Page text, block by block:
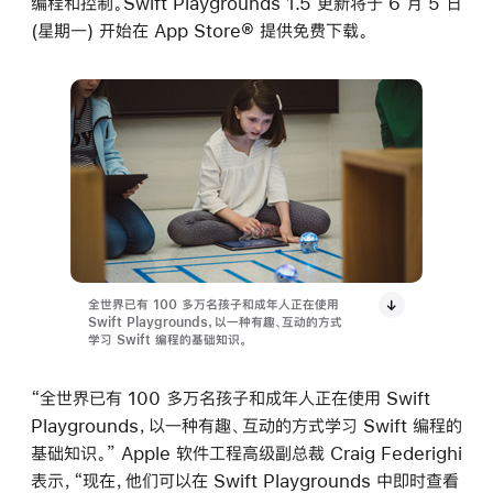
(星期一) 开始在 App Store® 提供免费下载。
全世界已有 100 多万名孩子和成年人正在使用
Swift Playgrounds，以一种有趣、互动的方式
学习 Swift 编程的基础知识。
“全世界已有 100 多万名孩子和成年人正在使用 Swift
Playgrounds，以一种有趣、互动的方式学习 Swift 编程的
基础知识。” Apple 软件工程高级副总裁 Craig Federighi
表示，“现在，他们可以在 Swift Playgrounds 中即时查看